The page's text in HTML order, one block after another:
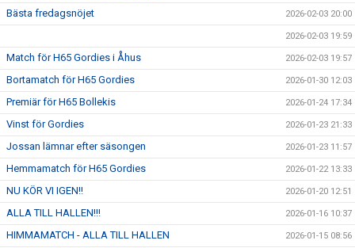
Bästa fredagsnöjet 2026-02-03 20:00
2026-02-03 19:59
Match för H65 Gordies i Åhus 2026-02-03 19:57
Bortamatch för H65 Gordies 2026-01-30 12:03
Premiär för H65 Bollekis 2026-01-24 17:34
Vinst för Gordies 2026-01-23 21:33
Jossan lämnar efter säsongen 2026-01-23 11:57
Hemmamatch för H65 Gordies 2026-01-22 13:33
NU KÖR VI IGEN!! 2026-01-20 12:51
ALLA TILL HALLEN!!! 2026-01-16 10:37
HIMMAMATCH - ALLA TILL HALLEN 2026-01-15 08:56